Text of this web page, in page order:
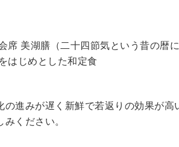
席 美湖膳（二十四節気という昔の暦
はじめとした和定食
の進みが遅く新鮮で若返りの効果が高
ください。